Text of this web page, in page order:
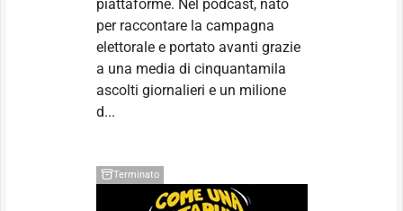
piattaforme. Nel podcast, nato
per raccontare la campagna
elettorale e portato avanti grazie
a una media di cinquantamila
ascolti giornalieri e un milione
d...
Terminato